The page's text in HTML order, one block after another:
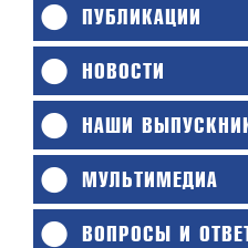
ПУБЛИКАЦИИ
НОВОСТИ
НАШИ
МУЛЬТИМЕДИА
ВОПРОСЫ И